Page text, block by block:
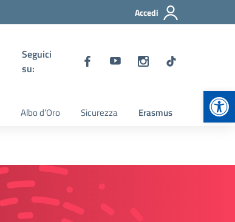
Accedi
Seguici
su:
Albo d’Oro Sicurezza Erasmus